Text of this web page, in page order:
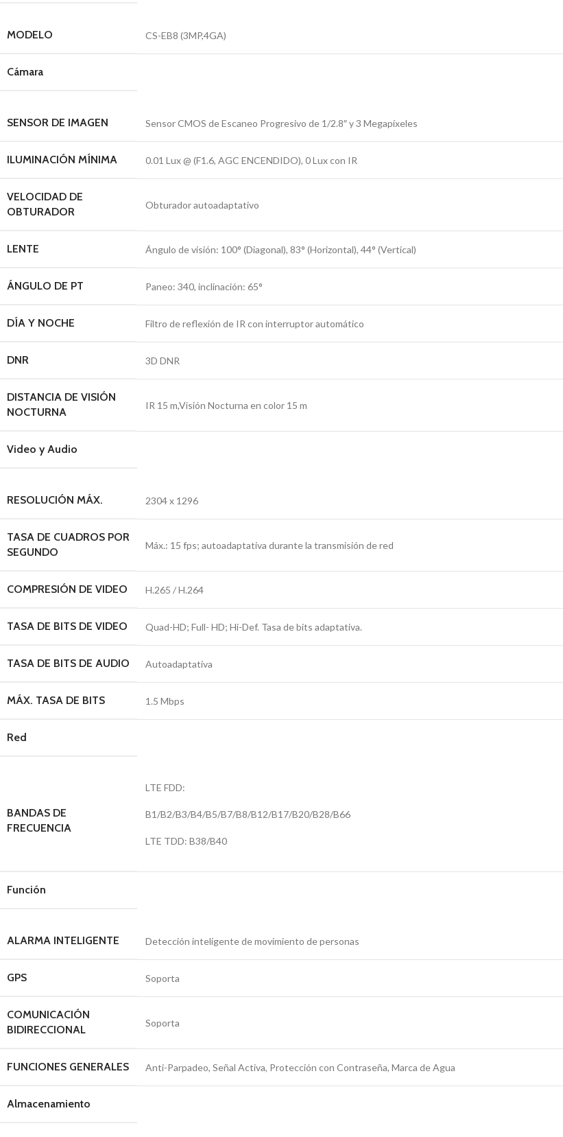
MODELO CS-EB8 (3MP,4GA)
Cámara
SENSOR DE IMAGEN Sensor CMOS de Escaneo Progresivo de 1/2.8″ y 3 Megapíxeles
ILUMINACIÓN MÍNIMA 0.01 Lux @ (F1.6, AGC ENCENDIDO), 0 Lux con IR
VELOCIDAD DE
OBTURADOR
Obturador autoadaptativo
LENTE Ángulo de visión: 100° (Diagonal), 83° (Horizontal), 44° (Vertical)
ÁNGULO DE PT Paneo: 340, inclinación: 65°
DÍA Y NOCHE Filtro de reflexión de IR con interruptor automático
DNR 3D DNR
DISTANCIA DE VISIÓN
NOCTURNA
IR 15 m,Visión Nocturna en color 15 m
Video y Audio
RESOLUCIÓN MÁX. 2304 x 1296
TASA DE CUADROS POR
SEGUNDO
Máx.: 15 fps; autoadaptativa durante la transmisión de red
COMPRESIÓN DE VIDEO H.265 / H.264
TASA DE BITS DE VIDEO Quad-HD; Full- HD; Hi-Def. Tasa de bits adaptativa.
TASA DE BITS DE AUDIO Autoadaptativa
MÁX. TASA DE BITS 1.5 Mbps
Red
BANDAS DE
FRECUENCIA
LTE FDD:
B1/B2/B3/B4/B5/B7/B8/B12/B17/B20/B28/B66
LTE TDD: B38/B40
Función
ALARMA INTELIGENTE Detección inteligente de movimiento de personas
GPS Soporta
COMUNICACIÓN
BIDIRECCIONAL
Soporta
FUNCIONES GENERALES Anti-Parpadeo, Señal Activa, Protección con Contraseña, Marca de Agua
Almacenamiento